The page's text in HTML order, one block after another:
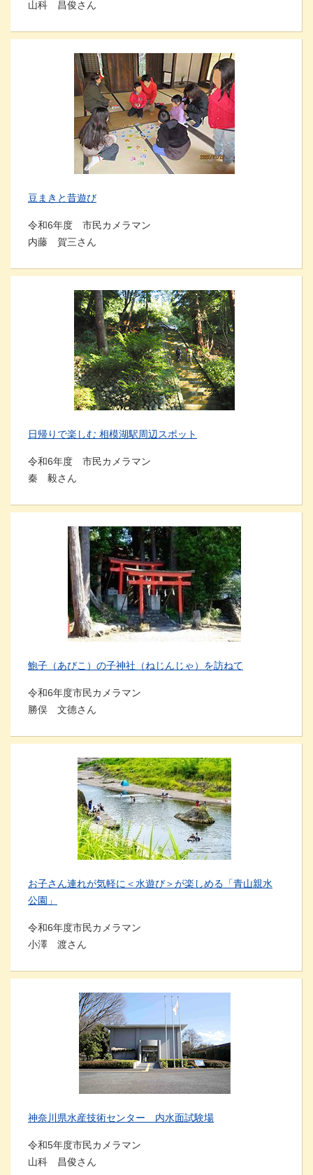
山科 昌俊さん
豆まきと昔遊び
令和6年度 市民カメラマン
内藤 賀三さん
日帰りで楽しむ 相模湖駅周辺スポット
令和6年度 市民カメラマン
秦 毅さん
鮑子（あびこ）の子神社（ねじんじゃ）を訪ねて
令和6年度市民カメラマン
勝俣 文德さん
お子さん連れが気軽に＜水遊び＞が楽しめる「青山親水
公園」
令和6年度市民カメラマン
小澤 渡さん
神奈川県水産技術センター 内水面試験場
令和5年度市民カメラマン
山科 昌俊さん